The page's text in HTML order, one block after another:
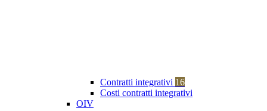
Contratti integrativi 16
Costi contratti integrativi
OIV